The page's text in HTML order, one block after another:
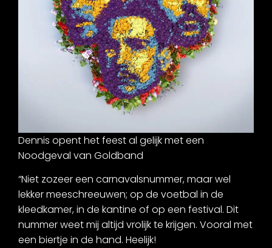
Dennis opent het feest al gelijk met een
Noodgeval van Goldband
“Niet zozeer een carnavalsnummer, maar wel
lekker meeschreeuwen; op de voetbal in de
kleedkamer, in de kantine of op een festival. Dit
nummer weet mij altijd vrolijk te krijgen. Vooral met
een biertje in de hand. Heelijk!